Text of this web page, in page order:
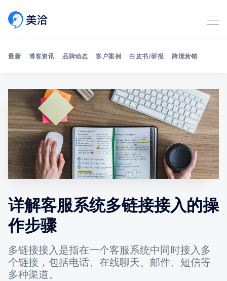
Search 美洽博客
最新 博客资讯 品牌动态 客户案例 白皮书/研报 跨境营销
详解客服系统多链接接入的操
作步骤
多链接接入是指在一个客服系统中同时接入多
个链接，包括电话、在线聊天、邮件、短信等
多种渠道。